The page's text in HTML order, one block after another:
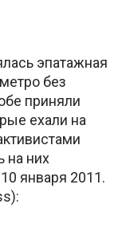
эпатажная
без
приняли
ехали на
на них
января 2011.